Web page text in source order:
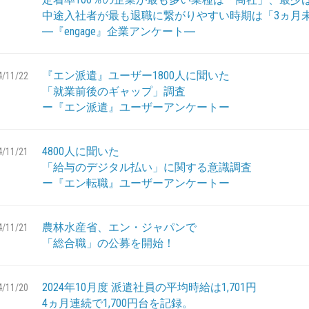
中途入社者が最も退職に繋がりやすい時期は「3ヵ月
―『engage』企業アンケート―
11/22
『エン派遣』ユーザー1800人に聞いた
「就業前後のギャップ」調査
ー『エン派遣』ユーザーアンケートー
11/21
4800人に聞いた
「給与のデジタル払い」に関する意識調査
ー『エン転職』ユーザーアンケートー
11/21
農林水産省、エン・ジャパンで
「総合職」の公募を開始！
11/20
2024年10月度 派遣社員の平均時給は1,701円
4ヵ月連続で1,700円台を記録。